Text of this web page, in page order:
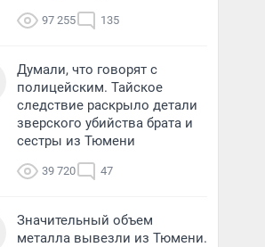
97 255 135
Думали, что говорят с
полицейским. Тайское
следствие раскрыло детали
зверского убийства брата и
сестры из Тюмени
39 720 47
Значительный объем
металла вывезли из Тюмени.